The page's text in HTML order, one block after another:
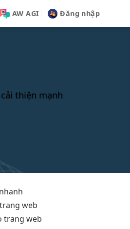
AW AGI Đăng nhập
thiện mạnh
trang web
trang web